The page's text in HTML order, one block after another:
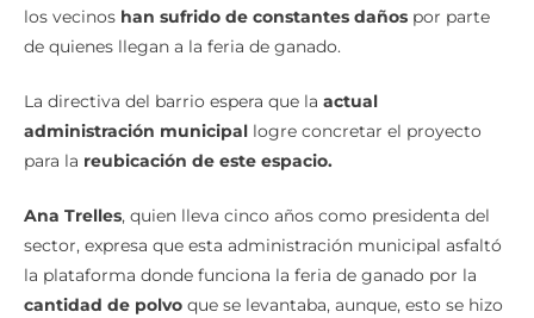
los vecinos han sufrido de constantes daños por parte
de quienes llegan a la feria de ganado.
La directiva del barrio espera que la actual
administración municipal logre concretar el proyecto
para la reubicación de este espacio.
Ana Trelles, quien lleva cinco años como presidenta del
sector, expresa que esta administración municipal asfaltó
la plataforma donde funciona la feria de ganado por la
cantidad de polvo que se levantaba, aunque, esto se hizo